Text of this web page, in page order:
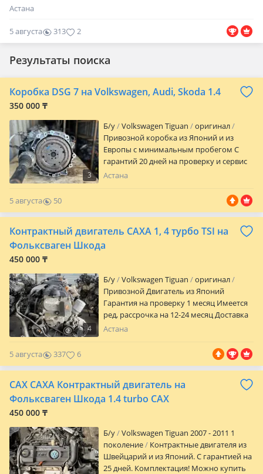
Астана
5 августа 313 2
Результаты поиска
Коробка DSG 7 на Volkswagen, Audi, Skoda 1.4
350 000 ₸
3
Б/y Volkswagen Tiguan
оригинал
Привозной коробка из Японий и из
Европы с минимальным пробегом С
гарантий 20 дней на проверку и сервис
установки Могу предоставить вам фото,
имеется ред, рассрочка 12-24 месяц
Астана
5 августа
50
0
Контрактный двигатель CAXA 1, 4 турбо TSI на
Фольксваген Шкода
450 000 ₸
4
Б/y Volkswagen Tiguan
оригинал
Привозной Двигатель из Японий
Гарантия на проверку 1 месяц Имеется
ред, рассрочка на 12-24 месяц Доставка
по всему городу
Астана
5 августа 337 6
CAX CAXA Контрактный двигатель на
Фольксваген Шкода 1.4 turbo САХ
450 000 ₸
Б/y
Volkswagen Tiguan 2007 - 2011 1
поколение
Контрактные двигателя из
Швейцарий и из Японий. С гарантией на
25 дней. Комплектация! Можно купить